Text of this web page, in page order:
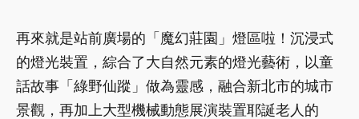
再來就是站前廣場的「魔幻莊園」燈區啦！沉浸式
的燈光裝置，綜合了大自然元素的燈光藝術，以童
話故事「綠野仙蹤」做為靈感，融合新北市的城市
景觀，再加上大型機械動態展演裝置耶誕老人的